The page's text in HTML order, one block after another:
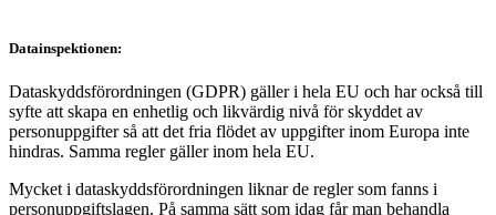
Datainspektionen:
Dataskyddsförordningen (GDPR) gäller i hela EU och har också till
syfte att skapa en enhetlig och likvärdig nivå för skyddet av
personuppgifter så att det fria flödet av uppgifter inom Europa inte
hindras. Samma regler gäller inom hela EU.
Mycket i dataskyddsförordningen liknar de regler som fanns i
personuppgiftslagen. På samma sätt som idag får man behandla